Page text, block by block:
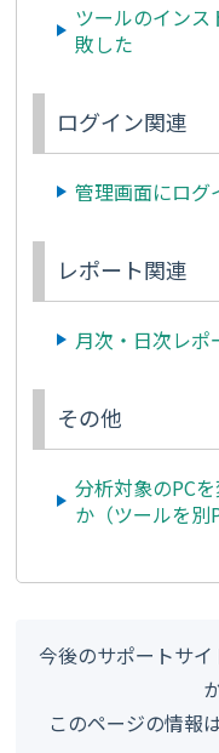
ツールのインス
敗した
ログイン関連
管理画面にログ
レポート関連
月次・日次レ
その他
分析対象のPC
か（ツールを別
今後のサポートサ
このページの情報